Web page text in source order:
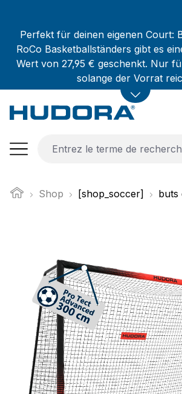
Perfekt für deinen eigenen Court:
RoCo Basketballständers gibt es
Wert von 27,95 € geschenkt. Nur
solange der Vorrat
Shop [shop_soccer] buts